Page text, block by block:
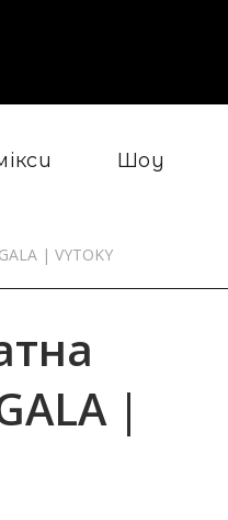
Шоу
| VYTOKY
|